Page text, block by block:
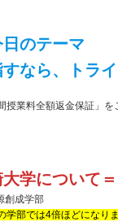
日のテーマ
なら、ト
業料全額返金保証」を
大学について＝
創成学部
学部では4倍ほどになり